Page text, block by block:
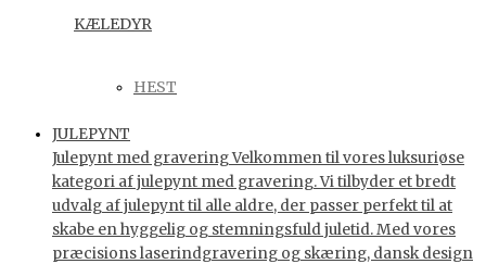
KÆLEDYR
HEST
JULEPYNT
Julepynt med gravering Velkommen til vores luksuriøse
kategori af julepynt med gravering. Vi tilbyder et bredt
udvalg af julepynt til alle aldre, der passer perfekt til at
skabe en hyggelig og stemningsfuld juletid. Med vores
præcisions laserindgravering og skæring, dansk design